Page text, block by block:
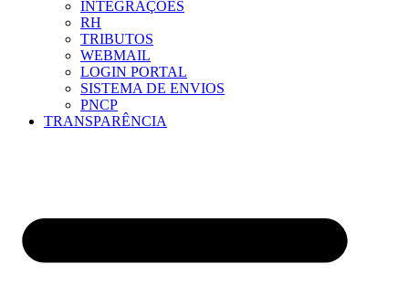
INTEGRAÇÕES
RH
TRIBUTOS
WEBMAIL
LOGIN PORTAL
SISTEMA DE ENVIOS
PNCP
TRANSPARÊNCIA